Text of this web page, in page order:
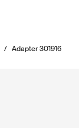
/ Adapter 301916